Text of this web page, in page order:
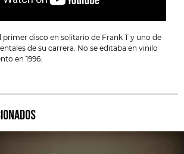
primer disco en solitario de Frank T y uno de
de su carrera. No se editaba en vinilo
en 1996.